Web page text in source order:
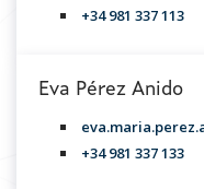
+34 981 337 113
Eva Pérez Anido
+34 981 337 133